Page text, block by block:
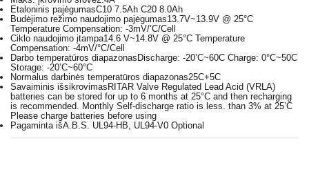
Etaloninis pajėgumasC10 7.5Ah C20 8.0Ah
Budėjimo režimo naudojimo pajėgumas13.7V~13.9V @ 25°C
Temperature Compensation: -3mV/’C/Cell
Ciklo naudojimo įtampa14.6 V~14.8V @ 25°C Temperature
Compensation: -4mV/°C/Cell
Darbo temperatūros diapazonas Discharge: -20’C~60C Charge: 0°C~50C
Storage: -20’C~60°C
Normalus darbinės temperatūros diapazonas25C+5C
Savaiminis išsikrovimas RITAR Valve Regulated Lead Acid (VRLA)
batteries can be stored for up to 6 months at 25°C and then recharging
is recommended. Monthly Self-discharge ratio is less. than 3% at 25’C
Please charge batteries before using
Pagaminta išA.B.S. UL94-HB, UL94-V0 Optional